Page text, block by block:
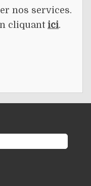
nos services.
cliquant ici.